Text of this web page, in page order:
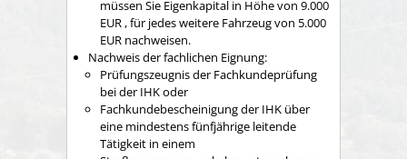
müssen Sie Eigenkapital in Höhe von 9.000
EUR , für jedes weitere Fahrzeug von 5.000
EUR nachweisen.
Nachweis der fachlichen Eignung:
Prüfungszeugnis der Fachkundeprüfung
bei der IHK oder
Fachkundebescheinigung der IHK über
eine mindestens fünfjährige leitende
Tätigkeit in einem